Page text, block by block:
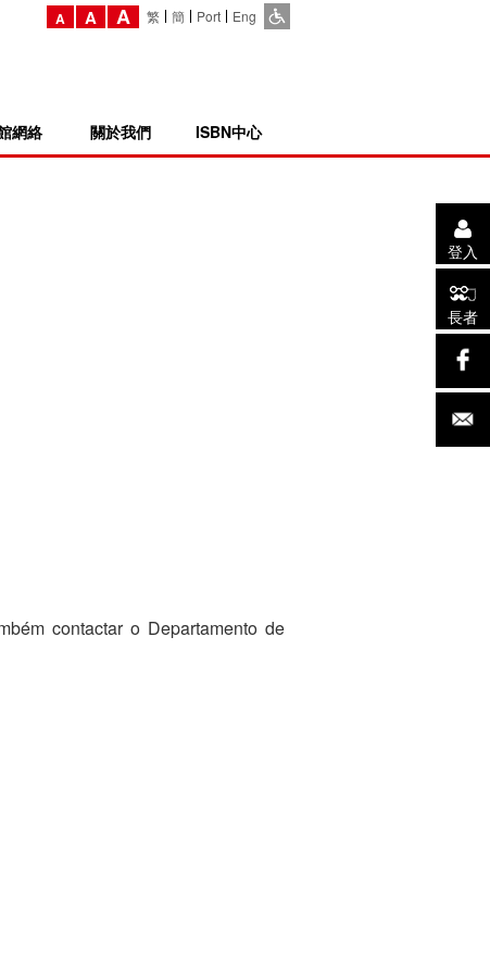
A A A 繁 簡 Port Eng
網絡 關於我們 ISBN中心
登入
長者
contactar o Departamento de